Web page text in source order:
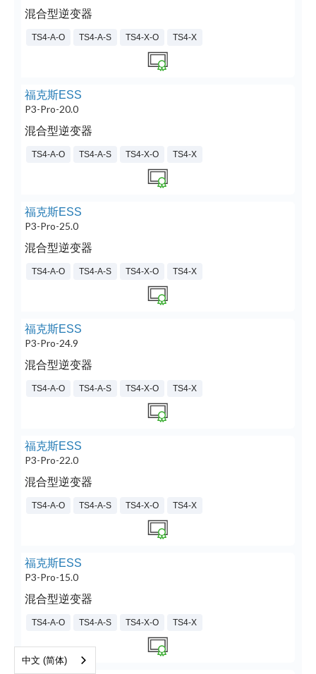
混合型逆变器
TS4-A-O TS4-A-S TS4-X-O TS4-X
福克斯ESS
P3-Pro-20.0
混合型逆变器
TS4-A-O TS4-A-S TS4-X-O TS4-X
福克斯ESS
P3-Pro-25.0
混合型逆变器
TS4-A-O TS4-A-S TS4-X-O TS4-X
福克斯ESS
P3-Pro-24.9
混合型逆变器
TS4-A-O TS4-A-S TS4-X-O TS4-X
福克斯ESS
P3-Pro-22.0
混合型逆变器
TS4-A-O TS4-A-S TS4-X-O TS4-X
福克斯ESS
P3-Pro-15.0
混合型逆变器
TS4-A-O TS4-A-S TS4-X-O TS4-X
中文 (简体)